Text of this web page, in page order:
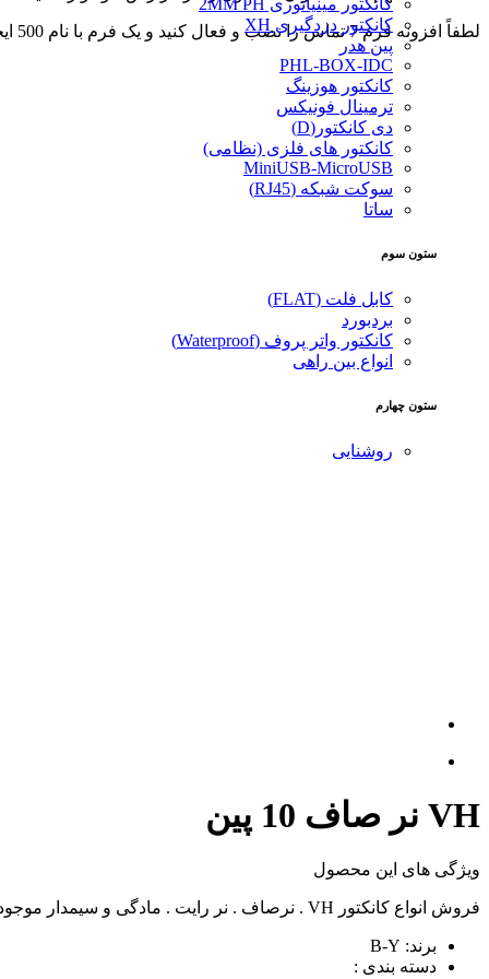
کانکتور دزدگیری XH
پین هدر
PHL-BOX-IDC
کانکتور هوزینگ
ترمینال فونیکس
دی کانکتور(D)
کانکتور های فلزی (نظامی)
MiniUSB-MicroUSB
سوکت شبکه (RJ45)
ساتا
ستون سوم
کابل فلت (FLAT)
بردبورد
کانکتور واتر پروف (Waterproof)
انواع بین راهی
ستون چهارم
روشنایی
لطفاً افزونه فرم 7 تماس را نصب و فعال کنید و یک فرم با نام 500 ایجاد کنید.
VH نر صاف 10 پین
ویژگی های این محصول
فروش انواع کانکتور VH . نرصاف . نر رایت . مادگی و سیمدار موجود در فروشگاه اینترنتی خلیج فارس. برای سفارش به سایت WWW.KHALIJCONNECTOR..COM مراجعه کنید.
برند: B-Y
دسته بندی :